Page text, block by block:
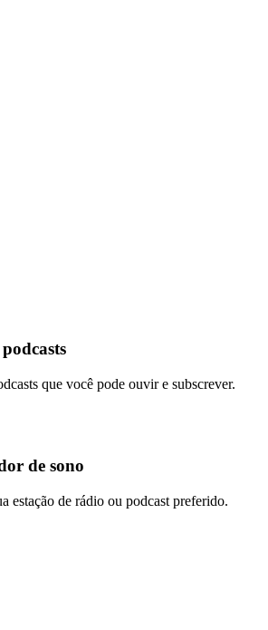
que você pode ouvir e subscrever.
de sono
estação de rádio ou podcast preferido.